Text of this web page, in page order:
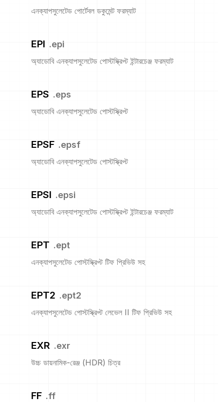
এনক্যাপসুলেটেড পোর্টেবল ডকুমেন্ট ফরম্যাট
EPI .epi
অ্যাডোবি এনক্যাপসুলেটেড পোস্টস্ক্রিপ্ট ইন্টারচেঞ্জ ফরম্যাট
EPS .eps
অ্যাডোবি এনক্যাপসুলেটেড পোস্টস্ক্রিপ্ট
EPSF .epsf
অ্যাডোবি এনক্যাপসুলেটেড পোস্টস্ক্রিপ্ট
EPSI .epsi
অ্যাডোবি এনক্যাপসুলেটেড পোস্টস্ক্রিপ্ট ইন্টারচেঞ্জ ফরম্যাট
EPT .ept
এনক্যাপসুলেটেড পোস্টস্ক্রিপ্ট টিফ প্রিভিউ সহ
EPT2 .ept2
এনক্যাপসুলেটেড পোস্টস্ক্রিপ্ট লেভেল II টিফ প্রিভিউ সহ
EXR .exr
উচ্চ ডায়নামিক-রেঞ্জ (HDR) চিত্র
FF .ff